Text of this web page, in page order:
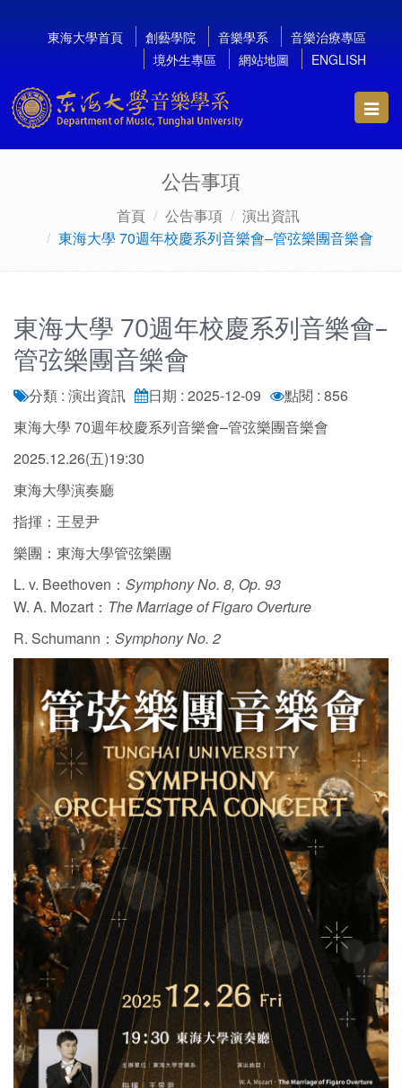
東海大學首頁 創藝學院 音樂學系
音樂治療專區
境外生專區
網站地圖 ENGLISH
公告事項
首頁 公告事項
演出資訊
東海大學 70週年校慶系列音樂會–管弦樂團音樂會
東海大學 70週年校慶系列音樂會–
管弦樂團音樂會
分類 : 演出資訊 日期 : 2025-12-09
點閱 : 856
東海大學 70週年校慶系列音樂會–管弦樂團音樂會
2025.12.26(五)19:30
東海大學演奏廳
指揮：王昱尹
樂團：東海大學管弦樂團
L. v. Beethoven： Symphony No. 8, Op. 93
W. A. Mozart： The Marriage of Figaro Overture
R. Schumann： Symphony No. 2